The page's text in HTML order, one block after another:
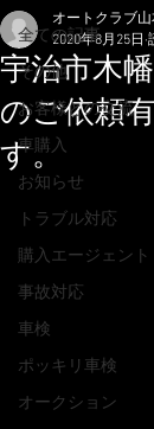
全ての記事
その他
お客様との交流
車購入
お知らせ
トラブル対応
購入エージェント
事故対応
車検
ポッキリ車検
オークション
宇治市木
のご依頼
す。
オートクラブ
2020年8月25日